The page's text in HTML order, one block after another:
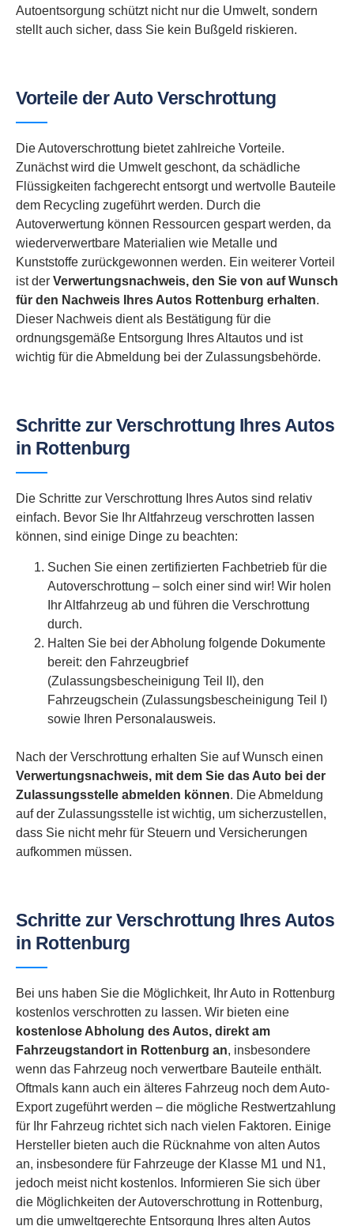
Autoentsorgung schützt nicht nur die Umwelt, sondern
stellt auch sicher, dass Sie kein Bußgeld riskieren.
Vorteile der Auto Verschrottung
Die Autoverschrottung bietet zahlreiche Vorteile.
Zunächst wird die Umwelt geschont, da schädliche
Flüssigkeiten fachgerecht entsorgt und wertvolle Bauteile
dem Recycling zugeführt werden. Durch die
Autoverwertung können Ressourcen gespart werden, da
wiederverwertbare Materialien wie Metalle und
Kunststoffe zurückgewonnen werden. Ein weiterer Vorteil
ist der Verwertungsnachweis, den Sie von auf Wunsch
für den Nachweis Ihres Autos Rottenburg erhalten.
Dieser Nachweis dient als Bestätigung für die
ordnungsgemäße Entsorgung Ihres Altautos und ist
wichtig für die Abmeldung bei der Zulassungsbehörde.
Schritte zur Verschrottung Ihres Autos
in Rottenburg
Die Schritte zur Verschrottung Ihres Autos sind relativ
einfach. Bevor Sie Ihr Altfahrzeug verschrotten lassen
können, sind einige Dinge zu beachten:
Suchen Sie einen zertifizierten Fachbetrieb für die
Autoverschrottung – solch einer sind wir! Wir holen
Ihr Altfahrzeug ab und führen die Verschrottung
durch.
Halten Sie bei der Abholung folgende Dokumente
bereit: den Fahrzeugbrief
(Zulassungsbescheinigung Teil II), den
Fahrzeugschein (Zulassungsbescheinigung Teil I)
sowie Ihren Personalausweis.
Nach der Verschrottung erhalten Sie auf Wunsch einen
Verwertungsnachweis, mit dem Sie das Auto bei der
Zulassungsstelle abmelden können. Die Abmeldung
auf der Zulassungsstelle ist wichtig, um sicherzustellen,
dass Sie nicht mehr für Steuern und Versicherungen
aufkommen müssen.
Schritte zur Verschrottung Ihres Autos
in Rottenburg
Bei uns haben Sie die Möglichkeit, Ihr Auto in Rottenburg
kostenlos verschrotten zu lassen. Wir bieten eine
kostenlose Abholung des Autos, direkt am
Fahrzeugstandort in Rottenburg an, insbesondere
wenn das Fahrzeug noch verwertbare Bauteile enthält.
Oftmals kann auch ein älteres Fahrzeug noch dem Auto-
Export zugeführt werden – die mögliche Restwertzahlung
für Ihr Fahrzeug richtet sich nach vielen Faktoren. Einige
Hersteller bieten auch die Rücknahme von alten Autos
an, insbesondere für Fahrzeuge der Klasse M1 und N1,
jedoch meist nicht kostenlos. Informieren Sie sich über
die Möglichkeiten der Autoverschrottung in Rottenburg,
um die umweltgerechte Entsorgung Ihres alten Autos